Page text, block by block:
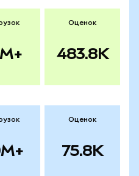
Оценок
483.8K
Оценок
75.8K